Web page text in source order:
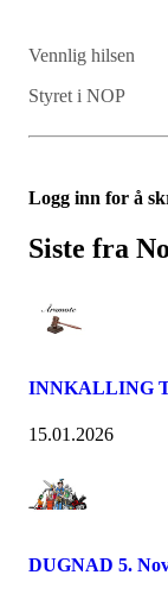
Vennlig hilsen
Styret i NOP
Logg inn for å
Siste fra
INNKALLING
15.01.2026
DUGNAD 5.